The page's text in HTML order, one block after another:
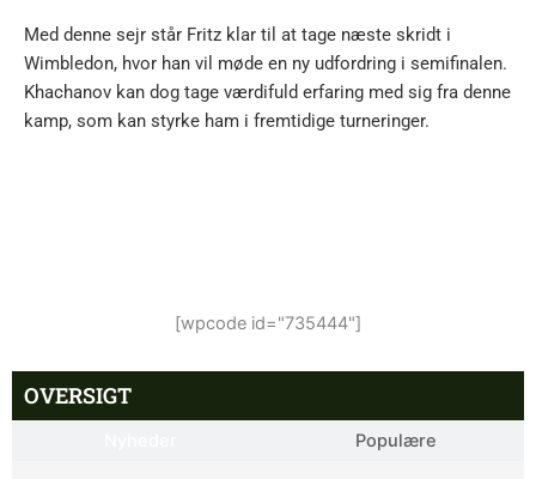
Med denne sejr står Fritz klar til at tage næste skridt i
Wimbledon, hvor han vil møde en ny udfordring i semifinalen.
Khachanov kan dog tage værdifuld erfaring med sig fra denne
kamp, som kan styrke ham i fremtidige turneringer.
[wpcode id="735444"]
OVERSIGT
Populære